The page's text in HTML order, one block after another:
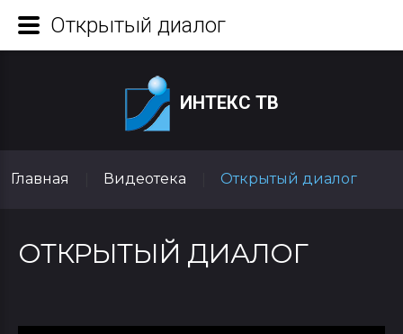
ИНТЕКС ТВ
Главная Видеотека Открытый диалог
ОТКРЫТЫЙ ДИАЛОГ
Открытый диалог